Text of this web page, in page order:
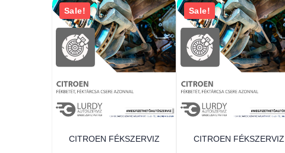
Sale!
CITROEN FÉKSZERVIZ
Sale!
CITROEN FÉKSZERVIZ